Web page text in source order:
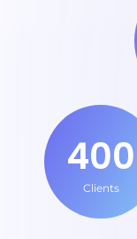
400
Clients